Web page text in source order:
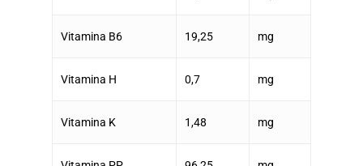
Vitamina B6 19,25 mg
Vitamina H 0,7 mg
Vitamina K 1,48 mg